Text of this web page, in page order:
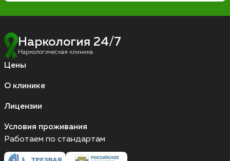
Наркология 24/7
Наркологическая клиника
Цены
О клинике
Лицензии
Условия проживания
Работаем по стандартам